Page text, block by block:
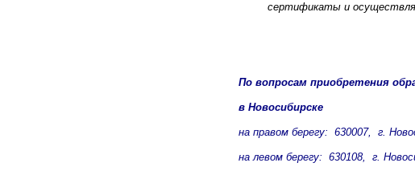
сертификаты и
По вопросам приобретения
в Новосибирске
на правом берегу: 630007, г.
на левом берегу: 630108, г.